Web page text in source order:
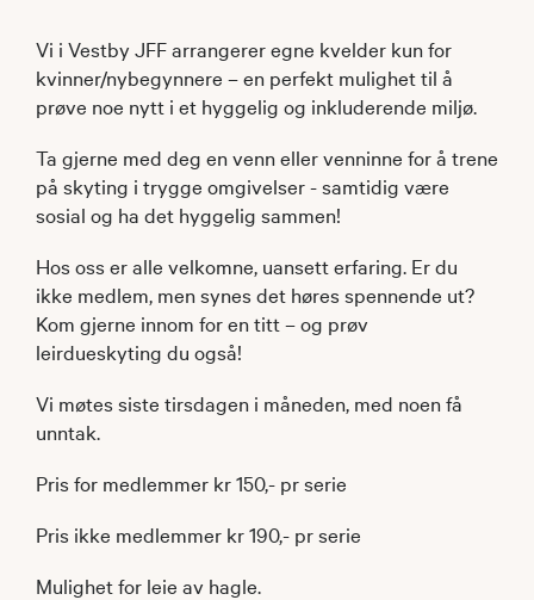
Vi i Vestby JFF arrangerer egne kvelder kun for
kvinner/nybegynnere – en perfekt mulighet til å
prøve noe nytt i et hyggelig og inkluderende miljø.
Ta gjerne med deg en venn eller venninne for å trene
på skyting i trygge omgivelser - samtidig være
sosial og ha det hyggelig sammen!
Hos oss er alle velkomne, uansett erfaring. Er du
ikke medlem, men synes det høres spennende ut?
Kom gjerne innom for en titt – og prøv
leirdueskyting du også!
Vi møtes siste tirsdagen i måneden, med noen få
unntak.
Pris for medlemmer kr 150,- pr serie
Pris ikke medlemmer kr 190,- pr serie
Mulighet for leie av hagle.